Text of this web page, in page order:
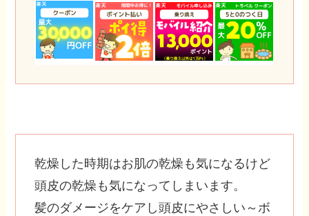
乾燥した時期はお肌の乾燥も気になるけど
頭皮の乾燥も気になってしまいます。
髪のダメージをケアし頭皮にやさしい～ボ